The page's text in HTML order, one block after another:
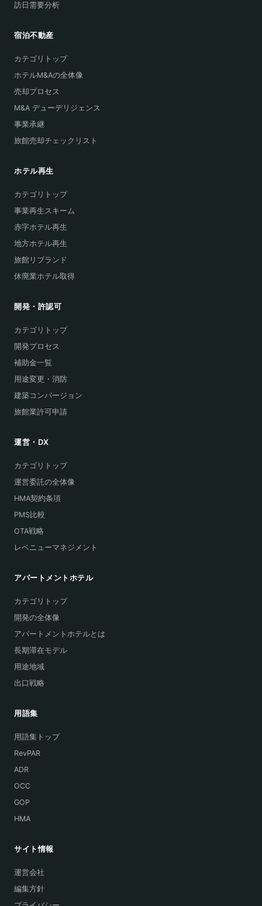
訪日需要分析
宿泊不動産
カテゴリトップ
ホテルM&Aの全体像
売却プロセス
M&A デューデリジェンス
事業承継
旅館売却チェックリスト
ホテル再生
カテゴリトップ
事業再生スキーム
赤字ホテル再生
地方ホテル再生
旅館リブランド
休廃業ホテル取得
開発・許認可
カテゴリトップ
開発プロセス
補助金一覧
用途変更・消防
建築コンバージョン
旅館業許可申請
運営・DX
カテゴリトップ
運営委託の全体像
HMA契約条項
PMS比較
OTA戦略
レベニューマネジメント
アパートメントホテル
カテゴリトップ
開発の全体像
アパートメントホテルとは
長期滞在モデル
用途地域
出口戦略
用語集
用語集トップ
RevPAR
ADR
OCC
GOP
HMA
サイト情報
運営会社
編集方針